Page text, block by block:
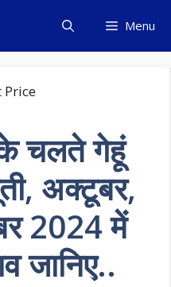
Menu
के चलते गेहूं
अक्टूबर,
2024 में
जानिए..